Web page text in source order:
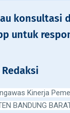
konsultasi
untuk
Kinerja
BANDUNG